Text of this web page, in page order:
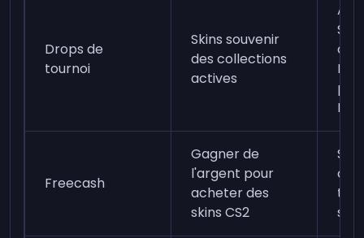
Drops de
tournoi
Skins souvenir
des collections
actives
Freecash
Gagner de
l'argent pour
acheter des
skins CS2
ses